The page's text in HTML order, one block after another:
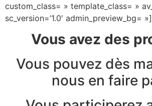
custom_class= » template_class= »
sc_version=’1.0′ admin_preview_bg= »]
Vous avez des
Vous pouvez dès
nous en faire